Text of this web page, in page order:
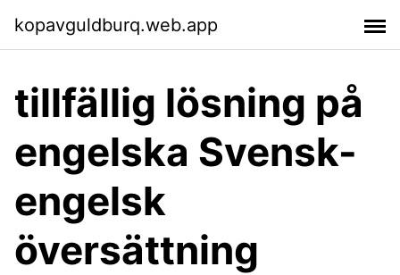
kopavguldburq.web.app
tillfällig lösning på
engelska Svensk-
engelsk
översättning